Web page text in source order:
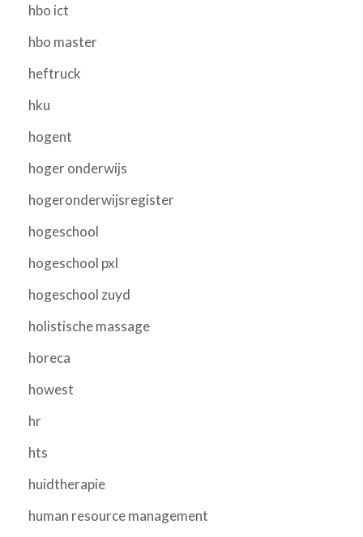
hbo ict
hbo master
heftruck
hku
hogent
hoger onderwijs
hogeronderwijsregister
hogeschool
hogeschool pxl
hogeschool zuyd
holistische massage
horeca
howest
hr
hts
huidtherapie
human resource management